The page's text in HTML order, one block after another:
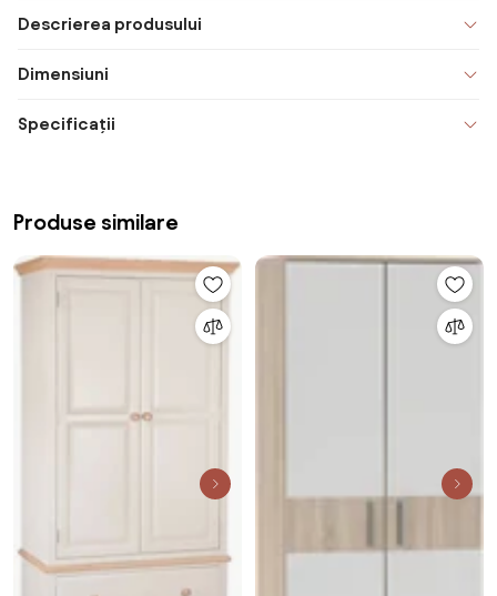
Descrierea produsului
Dimensiuni
Specificații
Produse similare